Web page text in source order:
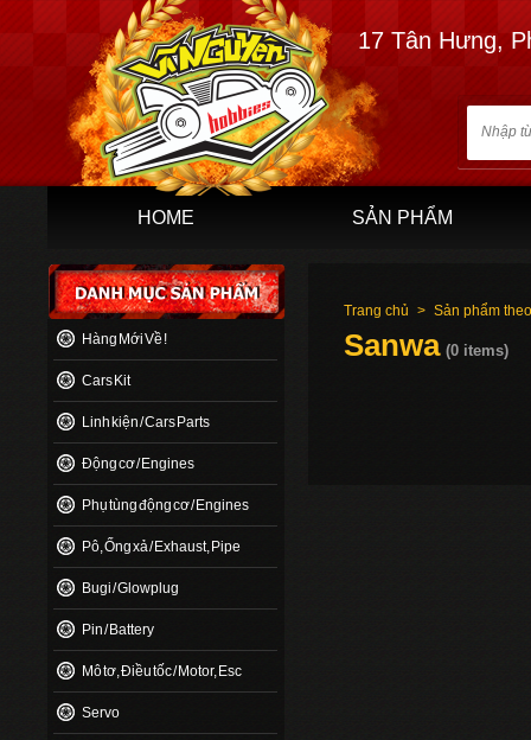
17 Tân Hưng,
HOME SẢN PHẨM
Hàng Mới Về !
Cars Kit
Linh kiện / Cars Parts
Động cơ / Engines
Phụ tùng động cơ / Engines
Pô, Ống xả / Exhaust, Pipe
Bugi / Glowplug
Pin / Battery
Mô tơ, Điều tốc / Motor, Esc
Servo
Trang chủ > Sản phẩm
Sanwa (0 items)